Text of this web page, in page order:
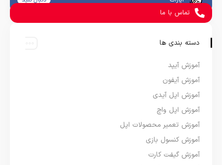
تماس با ما
دسته بندی ها
آموزش آیپد
آموزش آیفون
آموزش اپل آیدی
آموزش اپل واچ
آموزش تعمیر محصولات اپل
آموزش کنسول بازی
آموزش گیفت کارت